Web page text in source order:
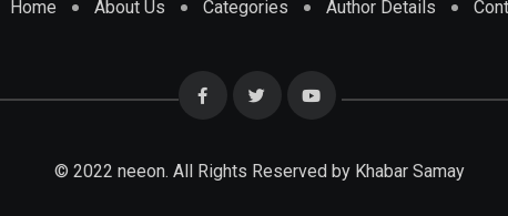
Home About Us Categories Author Details
© 2022 neeon. All Rights Reserved by Khabar Samay